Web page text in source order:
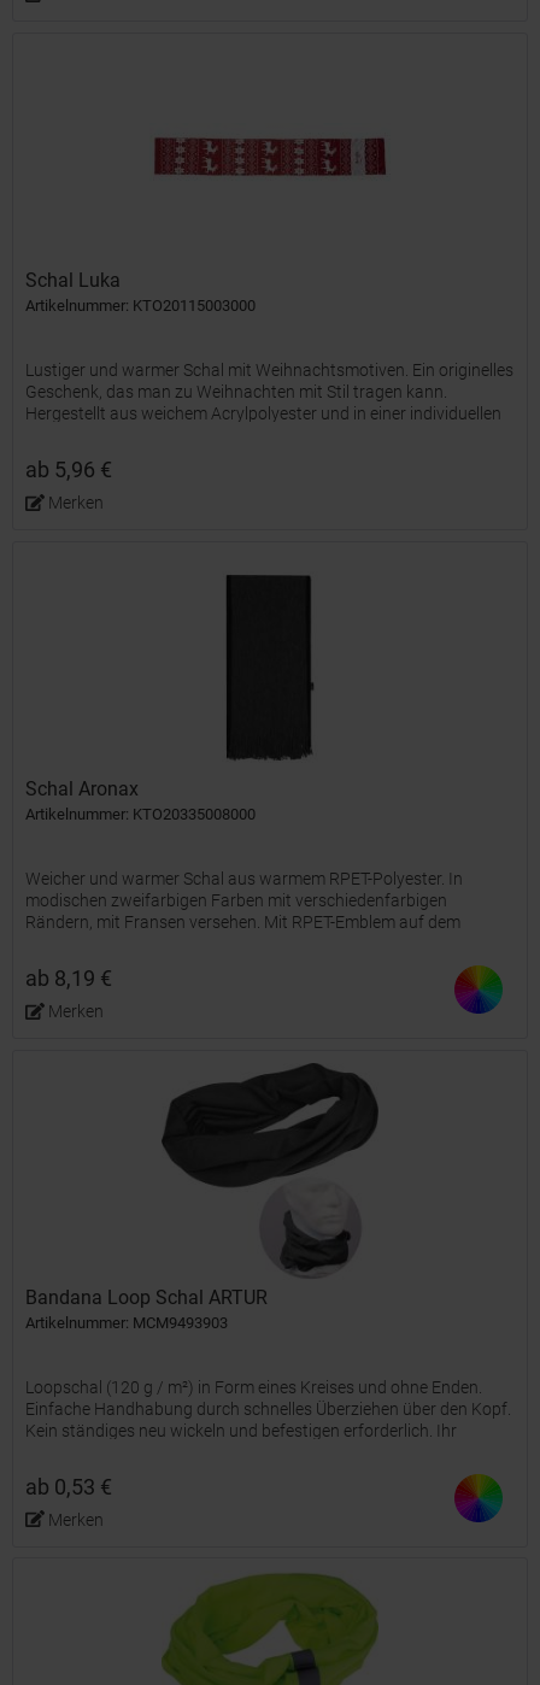
Schal Luka
Artikelnummer: KTO20115003000
Lustiger und warmer Schal mit Weihnachtsmotiven. Ein originelles
Geschenk, das man zu Weihnachten mit Stil tragen kann.
Hergestellt aus weichem Acrylpolyester und in einer individuellen
ab 5,96 €
Merken
Schal Aronax
Artikelnummer: KTO20335008000
Weicher und warmer Schal aus warmem RPET-Polyester. In
modischen zweifarbigen Farben mit verschiedenfarbigen
Rändern, mit Fransen versehen. Mit RPET-Emblem auf dem
Material...
ab 8,19 €
Merken
Bandana Loop Schal ARTUR
Artikelnummer: MCM9493903
Loopschal (120 g / m²) in Form eines Kreises und ohne Enden.
Einfache Handhabung durch schnelles Überziehen über den Kopf.
Kein ständiges neu wickeln und befestigen erforderlich. Ihr
ab 0,53 €
Merken